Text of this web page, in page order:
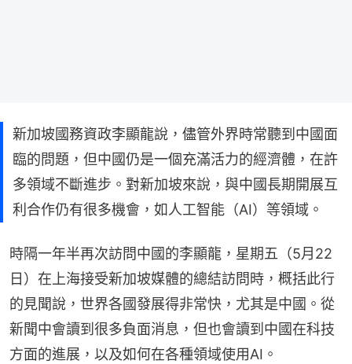
新加坡國務資政李顯龍說，儘管外界時常聽到中國面
臨的問題，但中國仍是一個充滿活力的經濟體，在許
多領域不斷進步。對新加坡來說，與中國長期開展互
利合作仍有很多機會，如人工智能（AI）等領域。
時隔一年半再次訪問中國的李顯龍，星期五（5月22
日）在上海接受新加坡媒體的總結訪問時，概括此行
的見聞說，世界各國發展得非常快，尤其是中國。從
新聞中會讀到很多負面消息，但也會讀到中國在科技
方面的進展，以及如何在各種領域使用AI。